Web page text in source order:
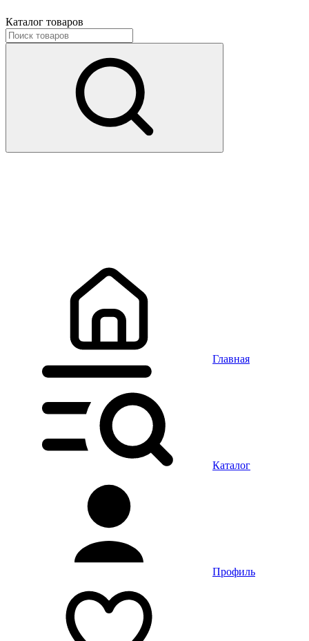
Каталог товаров
Главная
Каталог
Профиль